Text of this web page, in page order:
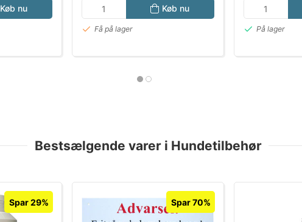
Køb nu Køb nu
Få på lager På lager
Bestsælgende varer i Hundetilbehør
Spar 29% Spar 70%